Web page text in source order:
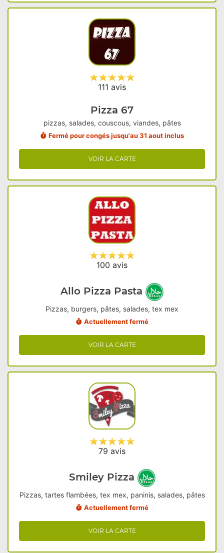
111 avis
Pizza 67
pizzas, salades, couscous, viandes, pâtes
Fermé pour congés jusqu'au 31 aout inclus
VOIR LA CARTE
100 avis
Allo Pizza Pasta
Pizzas, burgers, pâtes, salades, tex mex
Actuellement fermé
VOIR LA CARTE
79 avis
Smiley Pizza
Pizzas, tartes flambées, tex mex, paninis, salades, pâtes
Actuellement fermé
VOIR LA CARTE